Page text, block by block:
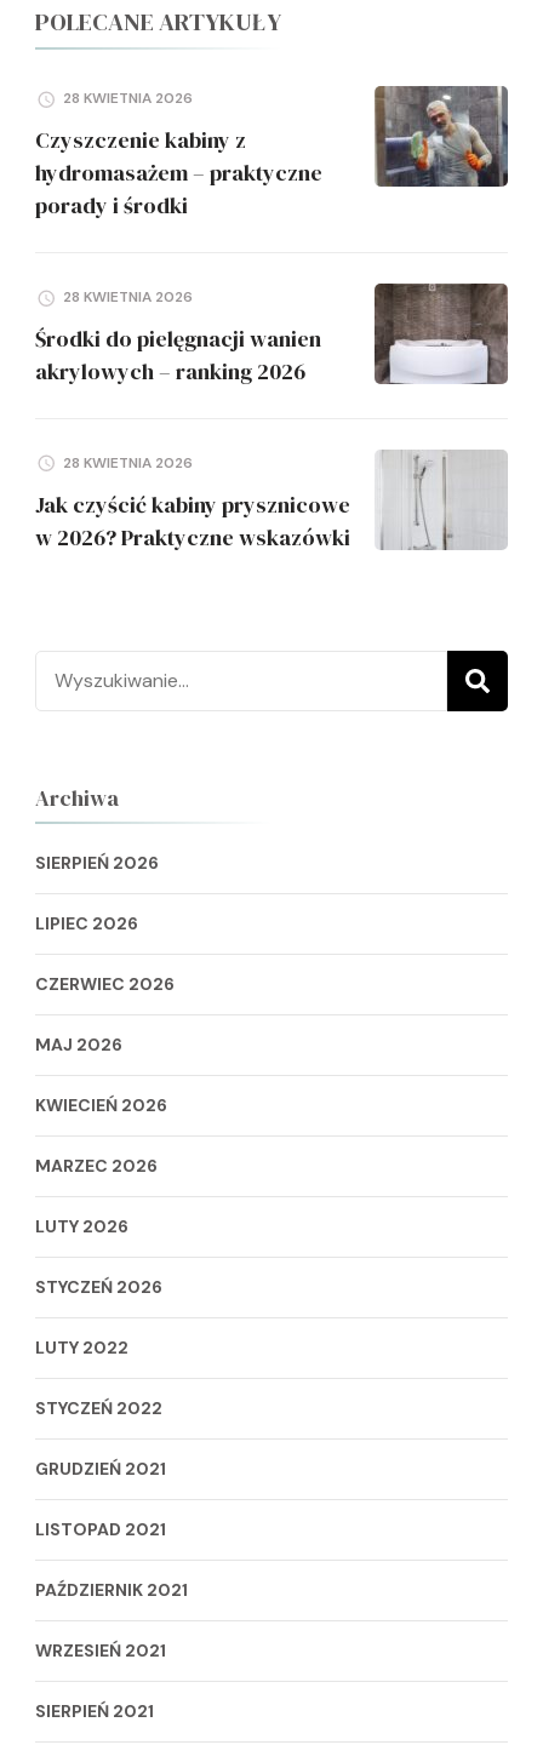
POLECANE ARTYKUŁY
28 KWIETNIA 2026
Czyszczenie kabiny z
hydromasażem – praktyczne
porady i środki
28 KWIETNIA 2026
Środki do pielęgnacji wanien
akrylowych – ranking 2026
28 KWIETNIA 2026
Jak czyścić kabiny prysznicowe
w 2026? Praktyczne wskazówki
Szukaj:
Archiwa
SIERPIEŃ 2026
LIPIEC 2026
CZERWIEC 2026
MAJ 2026
KWIECIEŃ 2026
MARZEC 2026
LUTY 2026
STYCZEŃ 2026
LUTY 2022
STYCZEŃ 2022
GRUDZIEŃ 2021
LISTOPAD 2021
PAŹDZIERNIK 2021
WRZESIEŃ 2021
SIERPIEŃ 2021